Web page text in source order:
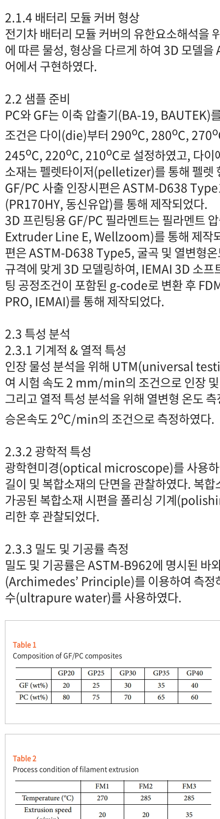
2.1.4 배터리 모듈 커버 형상
전기차 배터리 모듈 커버의 유한요소해석을
에 따른 물성, 형상을 다르게 하여 3D 모델
어에서 구현하였다.
2.2 샘플 준비
PC와 GF는 이축 압출기(BA-19, BAUTEK)
조건은 다이(die)부터 290oC, 280oC, 270o
245oC, 220oC, 210oC로 설정하였고, 다
소재는 펠렛타이저(pelletizer)를 통해 펠렛
GF/PC 사출 인장시편은 ASTM-D638
(PR170HY, 동신유압)를 통해 제작되었다.
3D 프린팅용 GF/PC 필라멘트는 필라멘트
Extruder Line E, Wellzoom)를 통해 제작
편은 ASTM-D638 Type5, 굴곡 및 열변형
규격에 맞게 3D 모델링하여, IEMAI 3D 소프
팅 공정조건이 포함된 g-code로 변환 후
PRO, IEMAI)를 통해 제작되었다.
2.3 특성 분석
2.3.1 기계적 & 열적 특성
인장 물성 분석을 위해 UTM(universal
여 시험 속도 2 mm/min의 조건으로 인장
그리고 열적 특성 분석을 위해 열변형 온도
승온속도 2oC/min의 조건으로 측정하였다.
2.3.2 광학적 특성
광학현미경(optical microscope)를 사용하
길이 및 복합소재의 단면을 관찰하였다. 복
가공된 복합소재 시편을 폴리싱 기계
리한 후 관찰되었다.
2.3.3 밀도 및 기공률 측정
밀도 및 기공률은 ASTM-B962에 명시된 바
(Archimedes’ Principle)를 이용하여 측정
수(ultrapure water)를 사용하였다.
Table 1
Composition of GF/PC composites
Table 2
Process condition of filament extrusion